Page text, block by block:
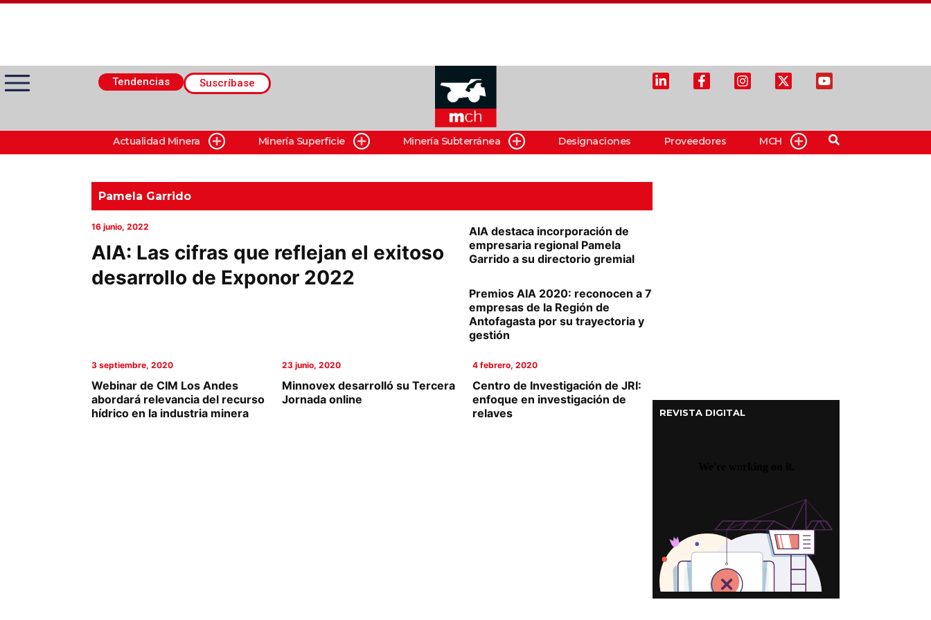
Tendencias Suscríbase
Actualidad Minera
Minería Superficie
Minerí­a Subterránea
Calendario de Eventos
Actualidad Minera Minería Superficie Minería Subterránea Designaciones Proveedores MCH
Pamela Garrido
16 junio, 2022
AIA: Las cifras que reflejan el exitoso
desarrollo de Exponor 2022
AIA destaca incorporación de
empresaria regional Pamela
Garrido a su directorio gremial
Premios AIA 2020: reconocen a 7
empresas de la Región de
Antofagasta por su trayectoria y
gestión
3 septiembre, 2020
Webinar de CIM Los Andes
abordará relevancia del recurso
hídrico en la industria minera
23 junio, 2020
Minnovex desarrolló su Tercera
Jornada online
4 febrero, 2020
Centro de Investigación de JRI:
enfoque en investigación de
relaves
REVISTA DIGITAL